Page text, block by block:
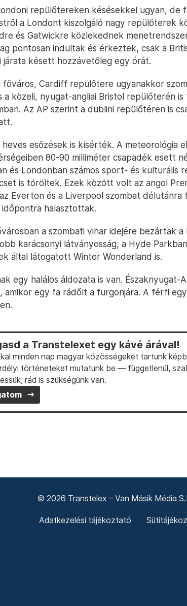
repülőtereken késésekkel ugyan, de
a Londont kiszolgáló nagy repülőterek
és Gatwickre közlekednek
pontosan indultak és érkeztek, csak a
késett hozzávetőleg egy órát.
főváros, Cardiff repülőtere ugyanakkor
a közeli, nyugat-angliai Bristol repülőterén
Az AP szerint a dublini repülőtéren is
esőzések is kísérték. A meteorológia
80-90 milliméter csapadék esett
és Londonban számos sport- és
is töröltek. Ezek között volt az angol
Everton és a Liverpool szombat
időpontra halasztottak.
a szombati vihar idejére bezártak
karácsonyi látványosság, a Hyde
által látogatott Winter Wonderland is.
egy halálos áldozata is van.
amikor egy fa rádőlt a furgonjára. A férfi
a Transtelexet egy kávé árával!
minden nap magyar közösségeket tartunk
történeteket mutatunk be — függetlenül,
rád is szükségünk van.
© 2026 Transtelex – Van Másik Média
Adatkezelési tájékoztató